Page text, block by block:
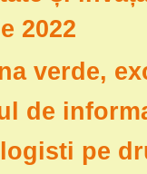
2022
verde,
de
pe